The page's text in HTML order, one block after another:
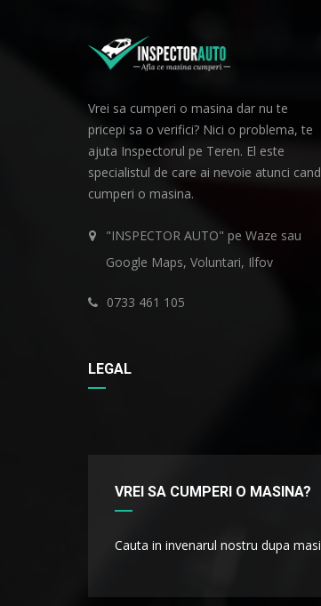
Vrei sa cumperi o masina dar nu te
pricepi sa o verifici? Nici o problema, te
ajuta Inspectorul pe Teren. El este
specialistul de care ai nevoie atunci cand
cumperi o masina.
"INSPECTOR AUTO" pe Waze sau
Google Maps, Voluntari, Ilfov
0733 461 105
LEGAL
VREI SA CUMPERI O MASINA?
Cauta in invenarul nostru dupa